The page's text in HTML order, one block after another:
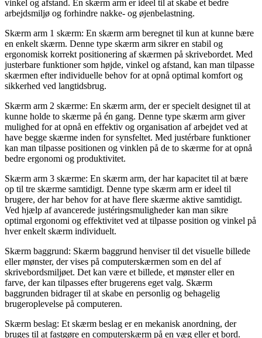
vinkel og afstand. En skærm arm er ideel til at skabe et bedre
arbejdsmiljø og forhindre nakke- og øjenbelastning.
Skærm arm 1 skærm: En skærm arm beregnet til kun at kunne bære
en enkelt skærm. Denne type skærm arm sikrer en stabil og
ergonomisk korrekt positionering af skærmen på skrivebordet. Med
justerbare funktioner som højde, vinkel og afstand, kan man tilpasse
skærmen efter individuelle behov for at opnå optimal komfort og
sikkerhed ved langtidsbrug.
Skærm arm 2 skærme: En skærm arm, der er specielt designet til at
kunne holde to skærme på én gang. Denne type skærm arm giver
mulighed for at opnå en effektiv og organisation af arbejdet ved at
have begge skærme inden for synsfeltet. Med justérbare funktioner
kan man tilpasse positionen og vinklen på de to skærme for at opnå
bedre ergonomi og produktivitet.
Skærm arm 3 skærme: En skærm arm, der har kapacitet til at bære
op til tre skærme samtidigt. Denne type skærm arm er ideel til
brugere, der har behov for at have flere skærme aktive samtidigt.
Ved hjælp af avancerede justéringsmuligheder kan man sikre
optimal ergonomi og effektivitet ved at tilpasse position og vinkel på
hver enkelt skærm individuelt.
Skærm baggrund: Skærm baggrund henviser til det visuelle billede
eller mønster, der vises på computerskærmen som en del af
skrivebordsmiljøet. Det kan være et billede, et mønster eller en
farve, der kan tilpasses efter brugerens eget valg. Skærm
baggrunden bidrager til at skabe en personlig og behagelig
brugeroplevelse på computeren.
Skærm beslag: Et skærm beslag er en mekanisk anordning, der
bruges til at fastgøre en computerskærm på en væg eller et bord.